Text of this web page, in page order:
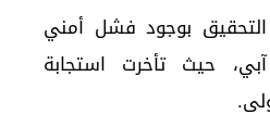
التحقيق بوجود فشل أمني
حيث تأخرت استجابة